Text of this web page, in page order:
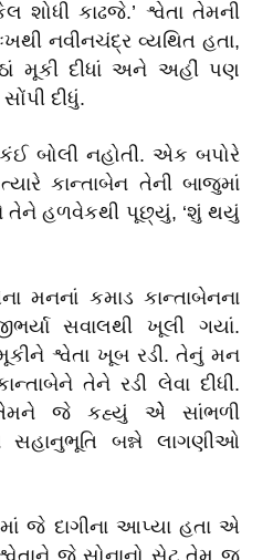
કાઢજે.’ શ્વેતા તેમની
નવીનચંદ્ર વ્યથિત હતા,
મૂકી દીધાં અને અહીં પણ
દીધું.
બોલી નહોતી. એક બપોરે
કાન્તાબેન તેની બાજુમાં
તેને હળવેકથી પૂછ્યું, ‘શું થયું
મનનાં કમાડ કાન્તાબેનના
સવાલથી ખૂલી ગયાં.
શ્વેતા ખૂબ રડી. તેનું મન
તેને રડી લેવા દીધી.
તેમને જે કહ્યું એે સાંભળી
બન્ને લાગણીઓ
જે દાગીના આપ્યા હતા એ
જે સોનાનો સેટ તેમ જ